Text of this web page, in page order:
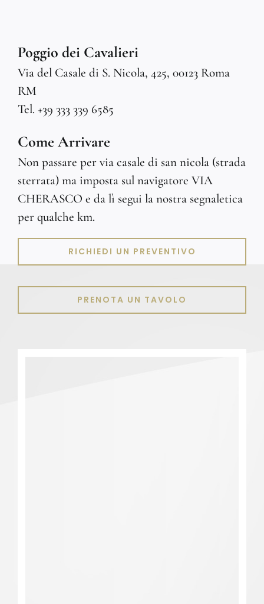
Poggio dei Cavalieri
Via del Casale di S. Nicola, 425, 00123 Roma
RM
Tel. +39 333 339 6585
Come Arrivare
Non passare per via casale di san nicola (strada
sterrata) ma imposta sul navigatore VIA
CHERASCO e da lì segui la nostra segnaletica
per qualche km.
RICHIEDI UN PREVENTIVO
PRENOTA UN TAVOLO